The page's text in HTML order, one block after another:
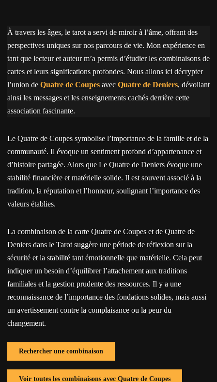
À travers les âges, le tarot a servi de miroir à l’âme, offrant des
perspectives uniques sur nos parcours de vie. Mon expérience en
tant que lecteur et auteur m’a permis d’étudier les combinaisons de
cartes et leurs significations profondes. Nous allons ici décrypter
l’union de Quatre de Coupes avec Quatre de Deniers, dévoilant
ainsi les messages et les enseignements cachés derrière cette
association fascinante.
Le Quatre de Coupes symbolise l’importance de la famille et de la
communauté. Il évoque un sentiment profond d’appartenance et
d’histoire partagée. Alors que Le Quatre de Deniers évoque une
stabilité financière et matérielle solide. Il est souvent associé à la
tradition, la réputation et l’honneur, soulignant l’importance des
valeurs établies.
La combinaison de la carte Quatre de Coupes et de Quatre de
Deniers dans le Tarot suggère une période de réflexion sur la
sécurité et la stabilité tant émotionnelle que matérielle. Cela peut
indiquer un besoin d’équilibrer l’attachement aux traditions
familiales et la gestion prudente des ressources. Il y a une
reconnaissance de l’importance des fondations solides, mais aussi
un avertissement contre la complaisance ou la peur du
changement.
Rechercher une combinaison
Voir toutes les combinaisons avec Quatre de Coupes